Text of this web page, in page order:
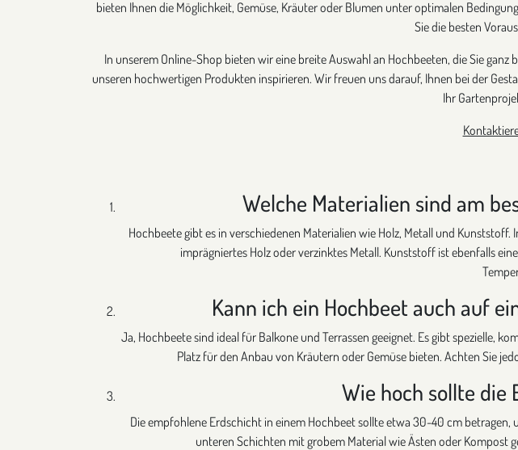
bieten Ihnen die Möglichkeit, Gemüse, Kräuter oder Blumen unter optimalen
Sie die besten
In unserem Online-Shop bieten wir eine breite Auswahl an Hochbeeten, die Sie
unseren hochwertigen Produkten inspirieren. Wir freuen uns darauf, Ihnen bei der
Ihr
Welche Materialien sind am
Hochbeete gibt es in verschiedenen Materialien wie Holz, Metall und
imprägniertes Holz oder verzinktes Metall. Kunststoff ist ebenfalls
Kann ich ein Hochbeet auch auf
Ja, Hochbeete sind ideal für Balkone und Terrassen geeignet. Es gibt spezielle,
Platz für den Anbau von Kräutern oder Gemüse bieten. Achten Sie
Wie hoch sollte die
Die empfohlene Erdschicht in einem Hochbeet sollte etwa 30-40 cm
unteren Schichten mit grobem Material wie Ästen oder Kompost